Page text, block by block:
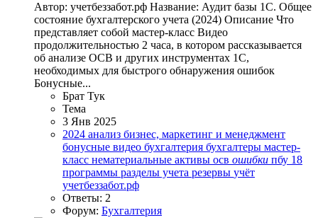
Автор: учетбеззабот.рф Название: Аудит базы 1С. Общее
состояние бухгалтерского учета (2024) Описание Что
представляет собой мастер-класс Видео
продолжительностью 2 часа, в котором рассказывается
об анализе ОСВ и других инструментах 1С,
необходимых для быстрого обнаружения ошибок
Бонусные...
Брат Тук
Тема
3 Янв 2025
2024 анализ бизнес, маркетинг и менеджмент
бонусные видео бухгалтерия бухгалтеры мастер-
класс нематериальные активы осв ошибки пбу 18
программы разделы учета резервы учёт
учетбеззабот.рф
Ответы: 2
Форум: Бухгалтерия